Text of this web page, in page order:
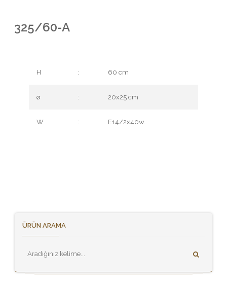
325/60-A
H : 60 cm
ø : 20x25 cm
W : E14/2x40w.
ÜRÜN ARAMA